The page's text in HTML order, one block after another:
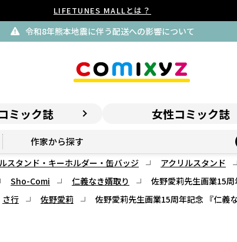
LIFETUNES MALLとは？
令和8年熊本地震に伴う配送への影響について
ミック誌 女性コミック誌
作家から探す
スタンド・キーホルダー・缶バッジ アクリルスタンド
Sho-Comi 仁義なき婿取り
佐野愛莉先生画業15
さ行 佐野愛莉 佐野愛莉先生画業15周年記念 『仁義